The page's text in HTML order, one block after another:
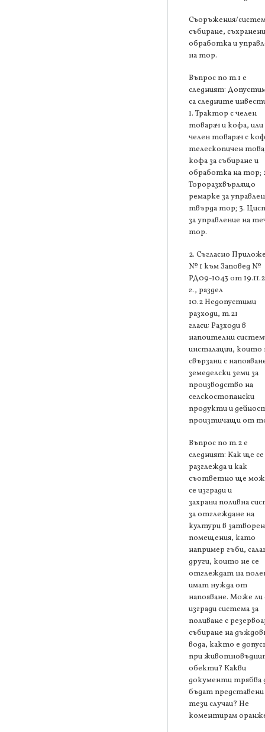
Съоръжения/
събиране,
обработка и
на тор.
Въпрос по т.1 е
следният:
са следните
1. Трактор с челен
товарач и кофа,
челен товарач с
телескопичен
кофа за събиране и
обработка на тор;
Тороразхвърлящо
ремарке за
твърда тор; 3.
за управление на
тор.
2. Съгласно
№ 1 към Заповед №
РД09-1043 от
г., раздел
10.2 Недопустими
разходи, т.21
гласи: Разходи в
напоителни
инсталации, които
свързани с
земеделски земи за
производство на
селскостопански
продукти и
произтичащи от
Въпрос по т.2 е
следният: Как ще се
разглежда и как
съответно ще
се изгради и
захрани поливна
за отглеждане на
култури в
помещения, като
например гъби,
други, които не се
отглеждат на
имат нужда от
напояване. Може ли
изгради система за
поливане с
събиране на
вода, както е
при
обекти? Какви
документи трябва
бъдат представени
тези случаи? Не
коментирам